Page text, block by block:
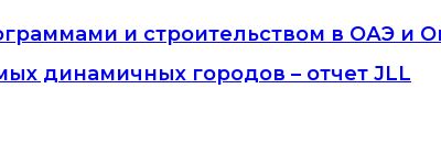
и строительством в ОАЭ и
динамичных городов – отчет JLL